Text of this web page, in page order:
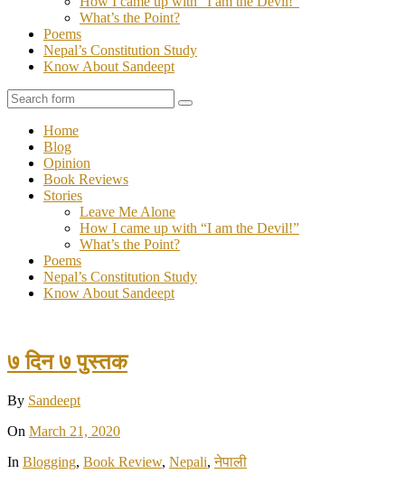
What’s the Point?
Poems
Nepal’s Constitution Study
Know About Sandeept
Search
Home
Blog
Opinion
Book Reviews
Stories
Leave Me Alone
How I came up with “I am the Devil!”
What’s the Point?
Poems
Nepal’s Constitution Study
Know About Sandeept
७ दिन ७ पुस्तक
By Sandeept
On March 21, 2020
In Blogging, Book Review, Nepali,नेपाली